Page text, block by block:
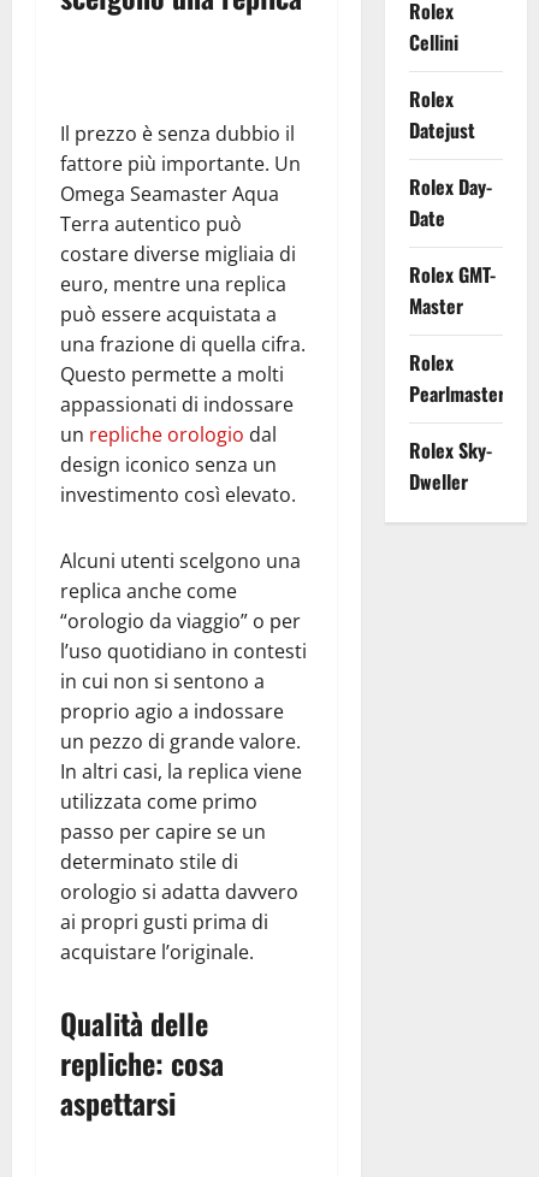
Il prezzo è senza dubbio il
fattore più importante. Un
Omega Seamaster Aqua
Terra autentico può
costare diverse migliaia di
euro, mentre una replica
può essere acquistata a
una frazione di quella cifra.
Questo permette a molti
appassionati di indossare
un repliche orologio dal
design iconico senza un
investimento così elevato.
Alcuni utenti scelgono una
replica anche come
“orologio da viaggio” o per
l’uso quotidiano in contesti
in cui non si sentono a
proprio agio a indossare
un pezzo di grande valore.
In altri casi, la replica viene
utilizzata come primo
passo per capire se un
determinato stile di
orologio si adatta davvero
ai propri gusti prima di
acquistare l’originale.
Qualità delle
repliche: cosa
aspettarsi
Rolex
Cellini
Rolex
Datejust
Rolex Day-
Date
Rolex GMT-
Master
Rolex
Pearlmaster
Rolex Sky-
Dweller